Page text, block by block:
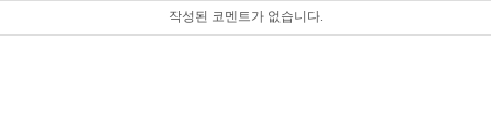
작성된 코멘트가 없습니다.